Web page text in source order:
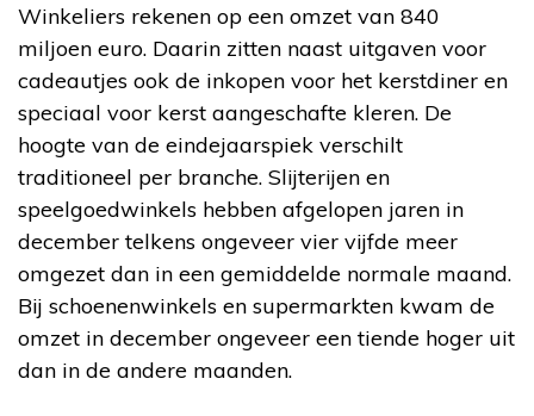
Winkeliers rekenen op een omzet van 840
miljoen euro. Daarin zitten naast uitgaven voor
cadeautjes ook de inkopen voor het kerstdiner en
speciaal voor kerst aangeschafte kleren. De
hoogte van de eindejaarspiek verschilt
traditioneel per branche. Slijterijen en
speelgoedwinkels hebben afgelopen jaren in
december telkens ongeveer vier vijfde meer
omgezet dan in een gemiddelde normale maand.
Bij schoenenwinkels en supermarkten kwam de
omzet in december ongeveer een tiende hoger uit
dan in de andere maanden.